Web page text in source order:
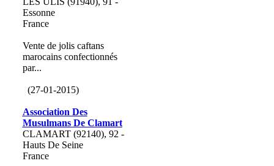
Essonne
France
Vente de jolis caftans
marocains confectionnés
par...
(27-01-2015)
Association Des
Musulmans De Clamart
CLAMART (92140), 92 -
Hauts De Seine
France